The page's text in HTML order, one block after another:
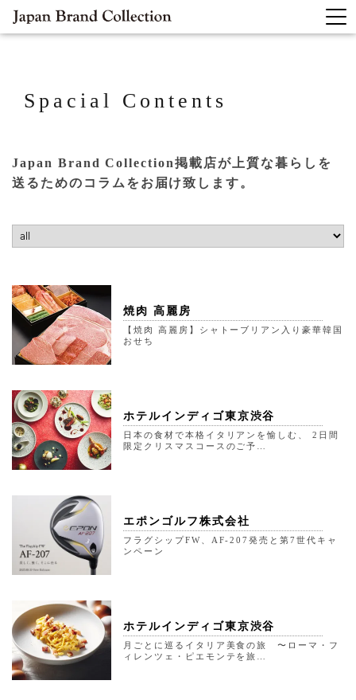
Spacial Contents
Japan Brand Collection掲載店が上質な暮らしを
送るためのコラムをお届け致します。
【焼肉 高麗房】シャトーブリアン入り豪華韓国
おせち
焼肉 高麗房
日本の食材で本格イタリアンを愉しむ、 2日間
限定クリスマスコースのご予…
ホテルインディゴ東京渋谷
フラグシップFW、AF-207発売と第7世代キャ
ンペーン
エポンゴルフ株式会社
月ごとに巡るイタリア美食の旅 〜ローマ・フ
ィレンツェ・ピエモンテを旅…
ホテルインディゴ東京渋谷